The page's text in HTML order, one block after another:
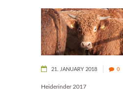
21. JANUARY 2018 0
Heiderinder 2017